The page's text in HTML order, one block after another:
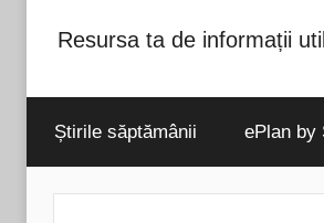
Blog-
ul
GPeC
Resursa ta de informații
Știrile săptămânii ePlan by